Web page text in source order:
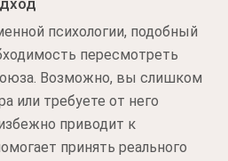
психологии, подобный
пересмотреть
Возможно, вы слишком
или требуете от него
приводит к
принять реального